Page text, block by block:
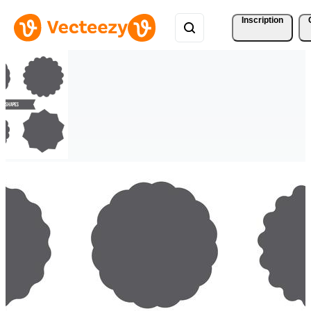
Inscription